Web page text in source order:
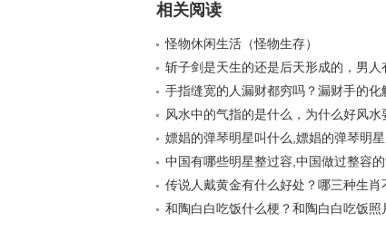
相关阅读
怪物休闲生活（怪物生存）
斩子剑是天生的还是后天形成的，男人
好？
手指缝宽的人漏财都穷吗？漏财手的化
的风水中的气指的是什么，为什么好风水
嫖娼的弹琴明星叫什么,嫖娼的弹琴明星
中国有哪些明星整过容,中国做过整容
传说人戴黄金有什么好处？哪三种生肖
和陶白白吃饭什么梗？和陶白白吃饭照